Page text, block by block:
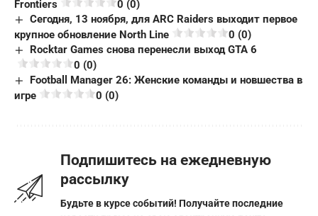
Frontiers
0 (0)
Сегодня, 13 ноября, для ARC Raiders выходит первое
крупное обновление North Line
0 (0)
Rocktar Games снова перенесли выход GTA 6
0 (0)
Football Manager 26: Женские команды и новшества в
игре
0 (0)
Подпишитесь на ежедневную
рассылку
Будьте в курсе событий! Получайте последние